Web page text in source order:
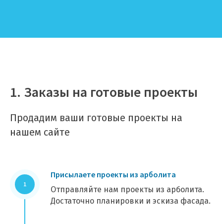
1. Заказы на готовые проекты
Продадим ваши готовые проекты на
нашем сайте
Присылаете проекты из арболита
Отправляйте нам проекты из арболита.
Достаточно планировки и эскиза фасада.